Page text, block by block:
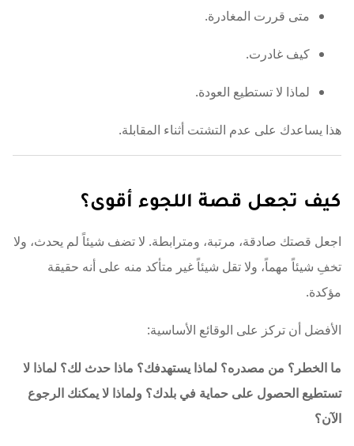
متى قررت المغادرة.
كيف غادرت.
لماذا لا تستطيع العودة.
هذا يساعدك على عدم التشتت أثناء المقابلة.
كيف تجعل قصة اللجوء أقوى؟
اجعل قصتك صادقة، مرتبة، ومترابطة. لا تضف شيئاً لم يحدث، ولا
تخفِ شيئاً مهماً، ولا تقل شيئاً غير متأكد منه على أنه حقيقة
مؤكدة.
الأفضل أن تركز على الوقائع الأساسية:
ما الخطر؟ من مصدره؟ لماذا يستهدفك؟ ماذا حدث لك؟ لماذا لا
تستطيع الحصول على حماية في بلدك؟ ولماذا لا يمكنك الرجوع
الآن؟